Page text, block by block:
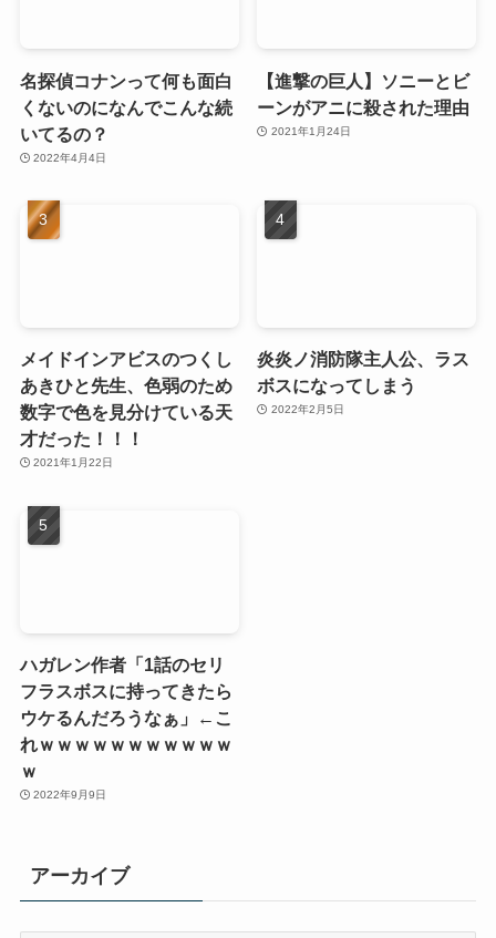
名探偵コナンって何も面白
くないのになんでこんな続
いてるの？
2022年4月4日
【進撃の巨人】ソニーとビ
ーンがアニに殺された理由
2021年1月24日
メイドインアビスのつくし
あきひと先生、色弱のため
数字で色を見分けている天
才だった！！！
2021年1月22日
炎炎ノ消防隊主人公、ラス
ボスになってしまう
2022年2月5日
ハガレン作者「1話のセリ
フラスボスに持ってきたら
ウケるんだろうなぁ」←こ
れｗｗｗｗｗｗｗｗｗｗｗ
ｗ
2022年9月9日
アーカイブ